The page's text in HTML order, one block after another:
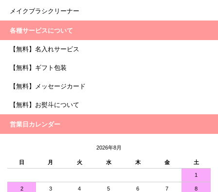
メイクブラシクリーナー
各種サービスについて
【無料】名入れサービス
【無料】ギフト包装
【無料】メッセージカード
【無料】お熨斗について
営業日カレンダー
2026年8月
日 月 火 水 木 金 土
1
2 3 4 5 6 7 8